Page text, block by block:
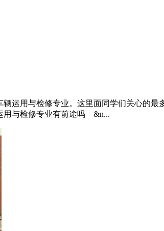
用与检修专业。这里面同学们关心的最
用与检修专业有前途吗 &n...